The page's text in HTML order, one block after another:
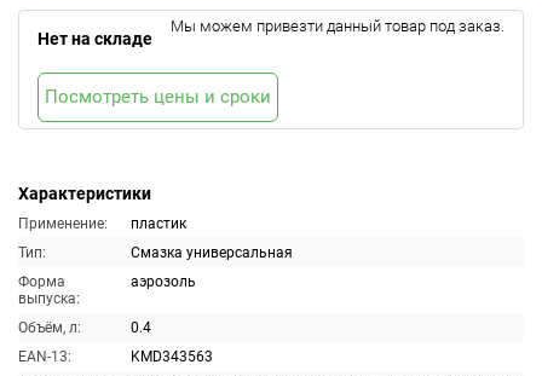
Характеристики
Применение:
пластик
Тип:
Смазка универсальная
Форма
выпуска:
аэрозоль
Объём, л:
0.4
EAN-13:
KMD343563
Нет на складе
Мы можем привезти данный товар под заказ.
Посмотреть цены и сроки